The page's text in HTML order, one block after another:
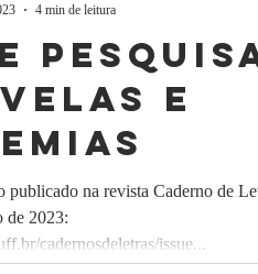
e
publicado na revista Caderno de
de 2023:
cadernosdeletras/issue...
4 min de leitura